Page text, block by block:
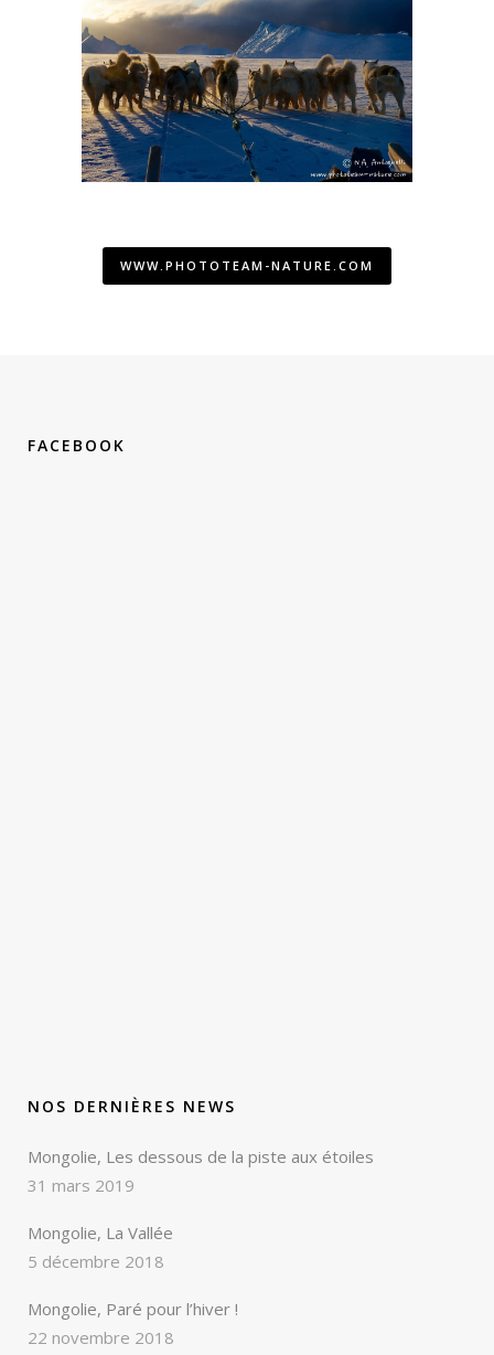
WWW.PHOTOTEAM-NATURE.COM
FACEBOOK
NOS DERNIÈRES NEWS
Mongolie, Les dessous de la piste aux étoiles
31 mars 2019
Mongolie, La Vallée
5 décembre 2018
Mongolie, Paré pour l’hiver !
22 novembre 2018